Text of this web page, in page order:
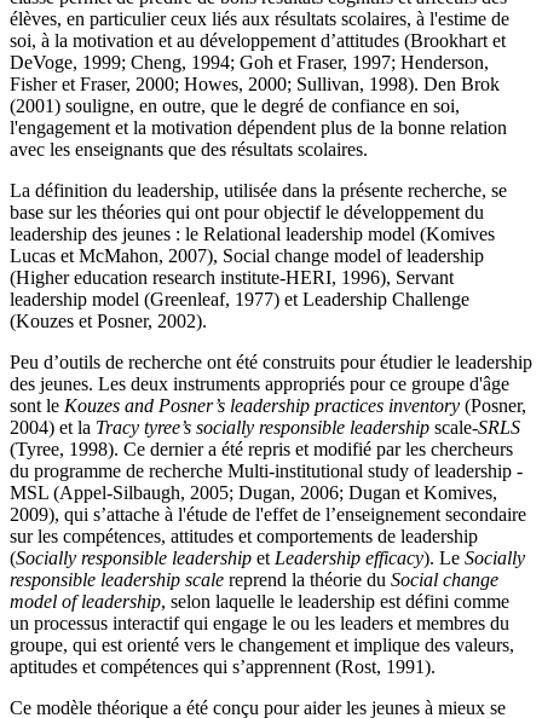
élèves, en particulier ceux liés aux résultats scolaires, à l'estime de
soi, à la motivation et au développement d’attitudes (Brookhart et
DeVoge, 1999; Cheng, 1994; Goh et Fraser, 1997; Henderson,
Fisher et Fraser, 2000; Howes, 2000; Sullivan, 1998). Den Brok
(2001) souligne, en outre, que le degré de confiance en soi,
l'engagement et la motivation dépendent plus de la bonne relation
avec les enseignants que des résultats scolaires.
La définition du leadership, utilisée dans la présente recherche, se
base sur les théories qui ont pour objectif le développement du
leadership des jeunes : le Relational leadership model (Komives
Lucas et McMahon, 2007), Social change model of leadership
(Higher education research institute-HERI, 1996), Servant
leadership model (Greenleaf, 1977) et Leadership Challenge
(Kouzes et Posner, 2002).
Peu d’outils de recherche ont été construits pour étudier le leadership
des jeunes. Les deux instruments appropriés pour ce groupe d'âge
sont le Kouzes and Posner’s leadership practices inventory (Posner,
2004) et la Tracy tyree’s socially responsible leadership scale-SRLS
(Tyree, 1998). Ce dernier a été repris et modifié par les chercheurs
du programme de recherche Multi-institutional study of leadership -
MSL (Appel-Silbaugh, 2005; Dugan, 2006; Dugan et Komives,
2009), qui s’attache à l'étude de l'effet de l’enseignement secondaire
sur les compétences, attitudes et comportements de leadership
(Socially responsible leadership et Leadership efficacy). Le Socially
responsible leadership scale reprend la théorie du Social change
model of leadership, selon laquelle le leadership est défini comme
un processus interactif qui engage le ou les leaders et membres du
groupe, qui est orienté vers le changement et implique des valeurs,
aptitudes et compétences qui s’apprennent (Rost, 1991).
Ce modèle théorique a été conçu pour aider les jeunes à mieux se